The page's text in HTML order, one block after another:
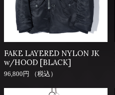
FAKE LAYERED NYLON JK
w/HOOD [BLACK]
96,800円 （税込）